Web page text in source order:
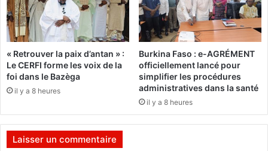
a
r
m
e
l
K
o
n
h
a
n
t
s
d
e
l
a
t
« Retrouver la paix d’antan » :
Le CERFI forme les voix de la
foi dans le Bazèga
il y a 8 heures
Burkina Faso : e-AGRÉMENT
officiellement lancé pour
simplifier les procédures
administratives dans la santé
il y a 8 heures
Laisser un commentaire